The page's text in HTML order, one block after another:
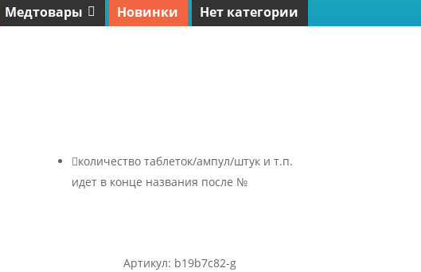
Медтовары Новинки Нет категории
количество таблеток/ампул/штук и т.п.
идет в конце названия после №
Артикул: b19b7c82-g